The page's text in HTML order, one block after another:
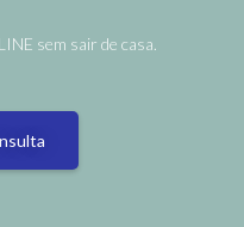
sem sair de casa.